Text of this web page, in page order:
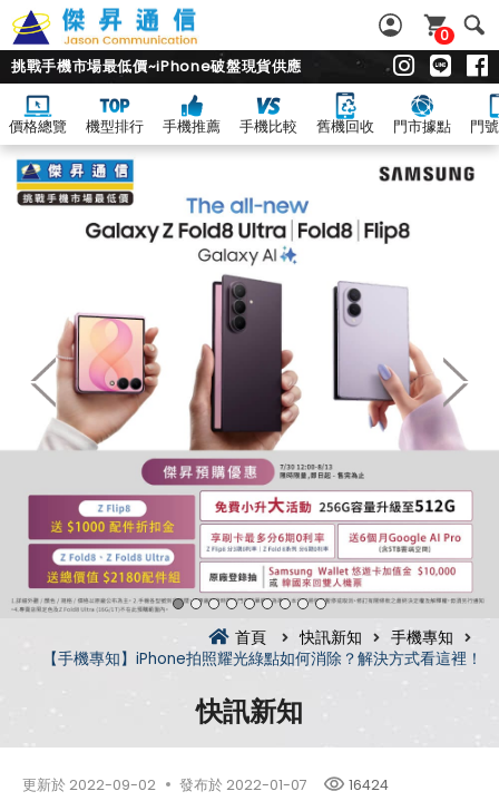
0
挑戰手機市場最低價~iPhone破盤現貨供應
價格總覽 機型排行 手機推薦 手機比較 舊機回收 門市據點 門
首頁 快訊新知
手機專知
【手機專知】iPhone拍照耀光綠點如何消除？解決方式看這裡！
快訊新知
更新於 2022-09-02 發布於 2022-01-07 16424